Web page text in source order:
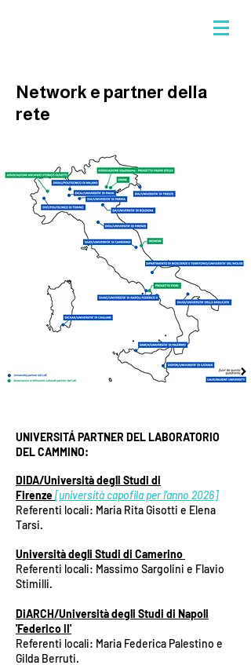
Network e partner della
rete
UNIVERSITÁ PARTNER DEL LABORATORIO
DEL CAMMINO:
DIDA/Università degli Studi di
Firenze[università capofila per l'anno 2026]
Referenti locali: Maria Rita Gisotti e Elena
Tarsi.
Università degli Studi di Camerino
Referenti locali: Massimo Sargolini e Flavio
Stimilli.
DiARCH/Università degli Studi di Napoli
'Federico II'
Referenti locali: Maria Federica Palestino e
Gilda Berruti.